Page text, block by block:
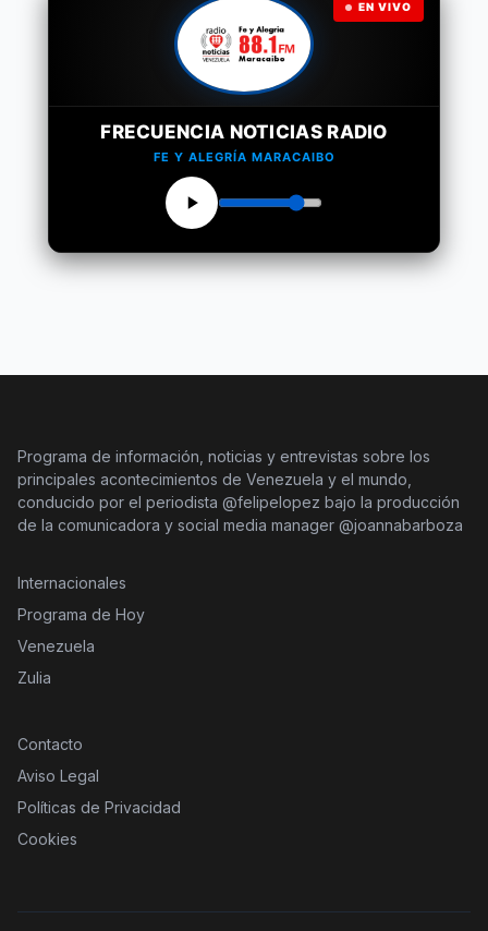
EN VIVO
FRECUENCIA NOTICIAS RADIO
FE Y ALEGRÍA MARACAIBO
Programa de información, noticias y entrevistas sobre los
principales acontecimientos de Venezuela y el mundo,
conducido por el periodista @felipelopez bajo la producción
de la comunicadora y social media manager @joannabarboza
Internacionales
Programa de Hoy
Venezuela
Zulia
Contacto
Aviso Legal
Políticas de Privacidad
Cookies